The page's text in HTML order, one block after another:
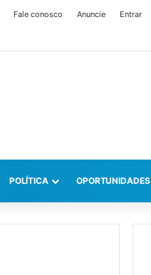
Fale conosco Anuncie Entrar
POLÍTICA OPORTUNIDADES